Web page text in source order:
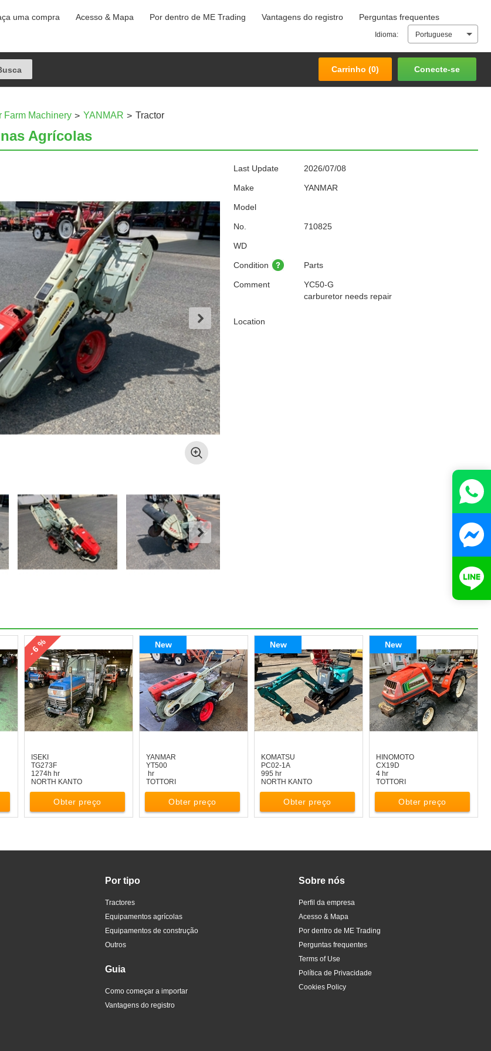
uma compra Acesso & Mapa Por dentro de ME Trading Vantagens do registro Perguntas frequentes
Idioma: Portuguese
Carrinho (0) Conecte-se
Carrinho (0) Conecte-se
Farm Machinery YANMAR Tractor
Agrícolas
Last Update 2026/07/08
Make YANMAR
Model
No. 710825
WD
Condition Parts
Comment
YC50-G
carburetor needs repair
Location
- 6 %
ISEKI
TG273F
1274h hr
NORTH KANTO
Obter preço
New
YANMAR
YT500
hr
TOTTORI
Obter preço
New
KOMATSU
PC02-1A
995 hr
NORTH KANTO
Obter preço
New
HINOMOTO
CX19D
4 hr
TOTTORI
Obter preço
Por tipo
Tractores
Equipamentos agrícolas
Equipamentos de construção
Outros
Guia
Como começar a importar
Vantagens do registro
Sobre nós
Perfil da empresa
Acesso & Mapa
Por dentro de ME Trading
Perguntas frequentes
Terms of Use
Política de Privacidade
Cookies Policy